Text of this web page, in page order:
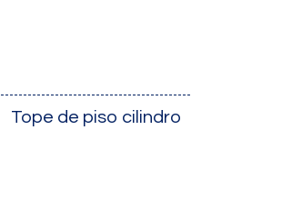
Tope de piso cilindro